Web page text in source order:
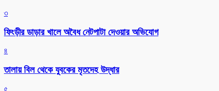
৩
ফিংড়ীর ডাড়ার খালে অবৈধ নেটপাটা দেওয়ার অভিযোগ
৪
তালায় বিল থেকে যুবকের মৃতদেহ উদ্ধার
৫